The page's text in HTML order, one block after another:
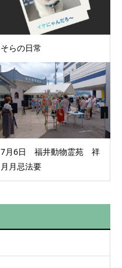
そらの日常
7月6日 福井動物霊苑 祥
月月忌法要